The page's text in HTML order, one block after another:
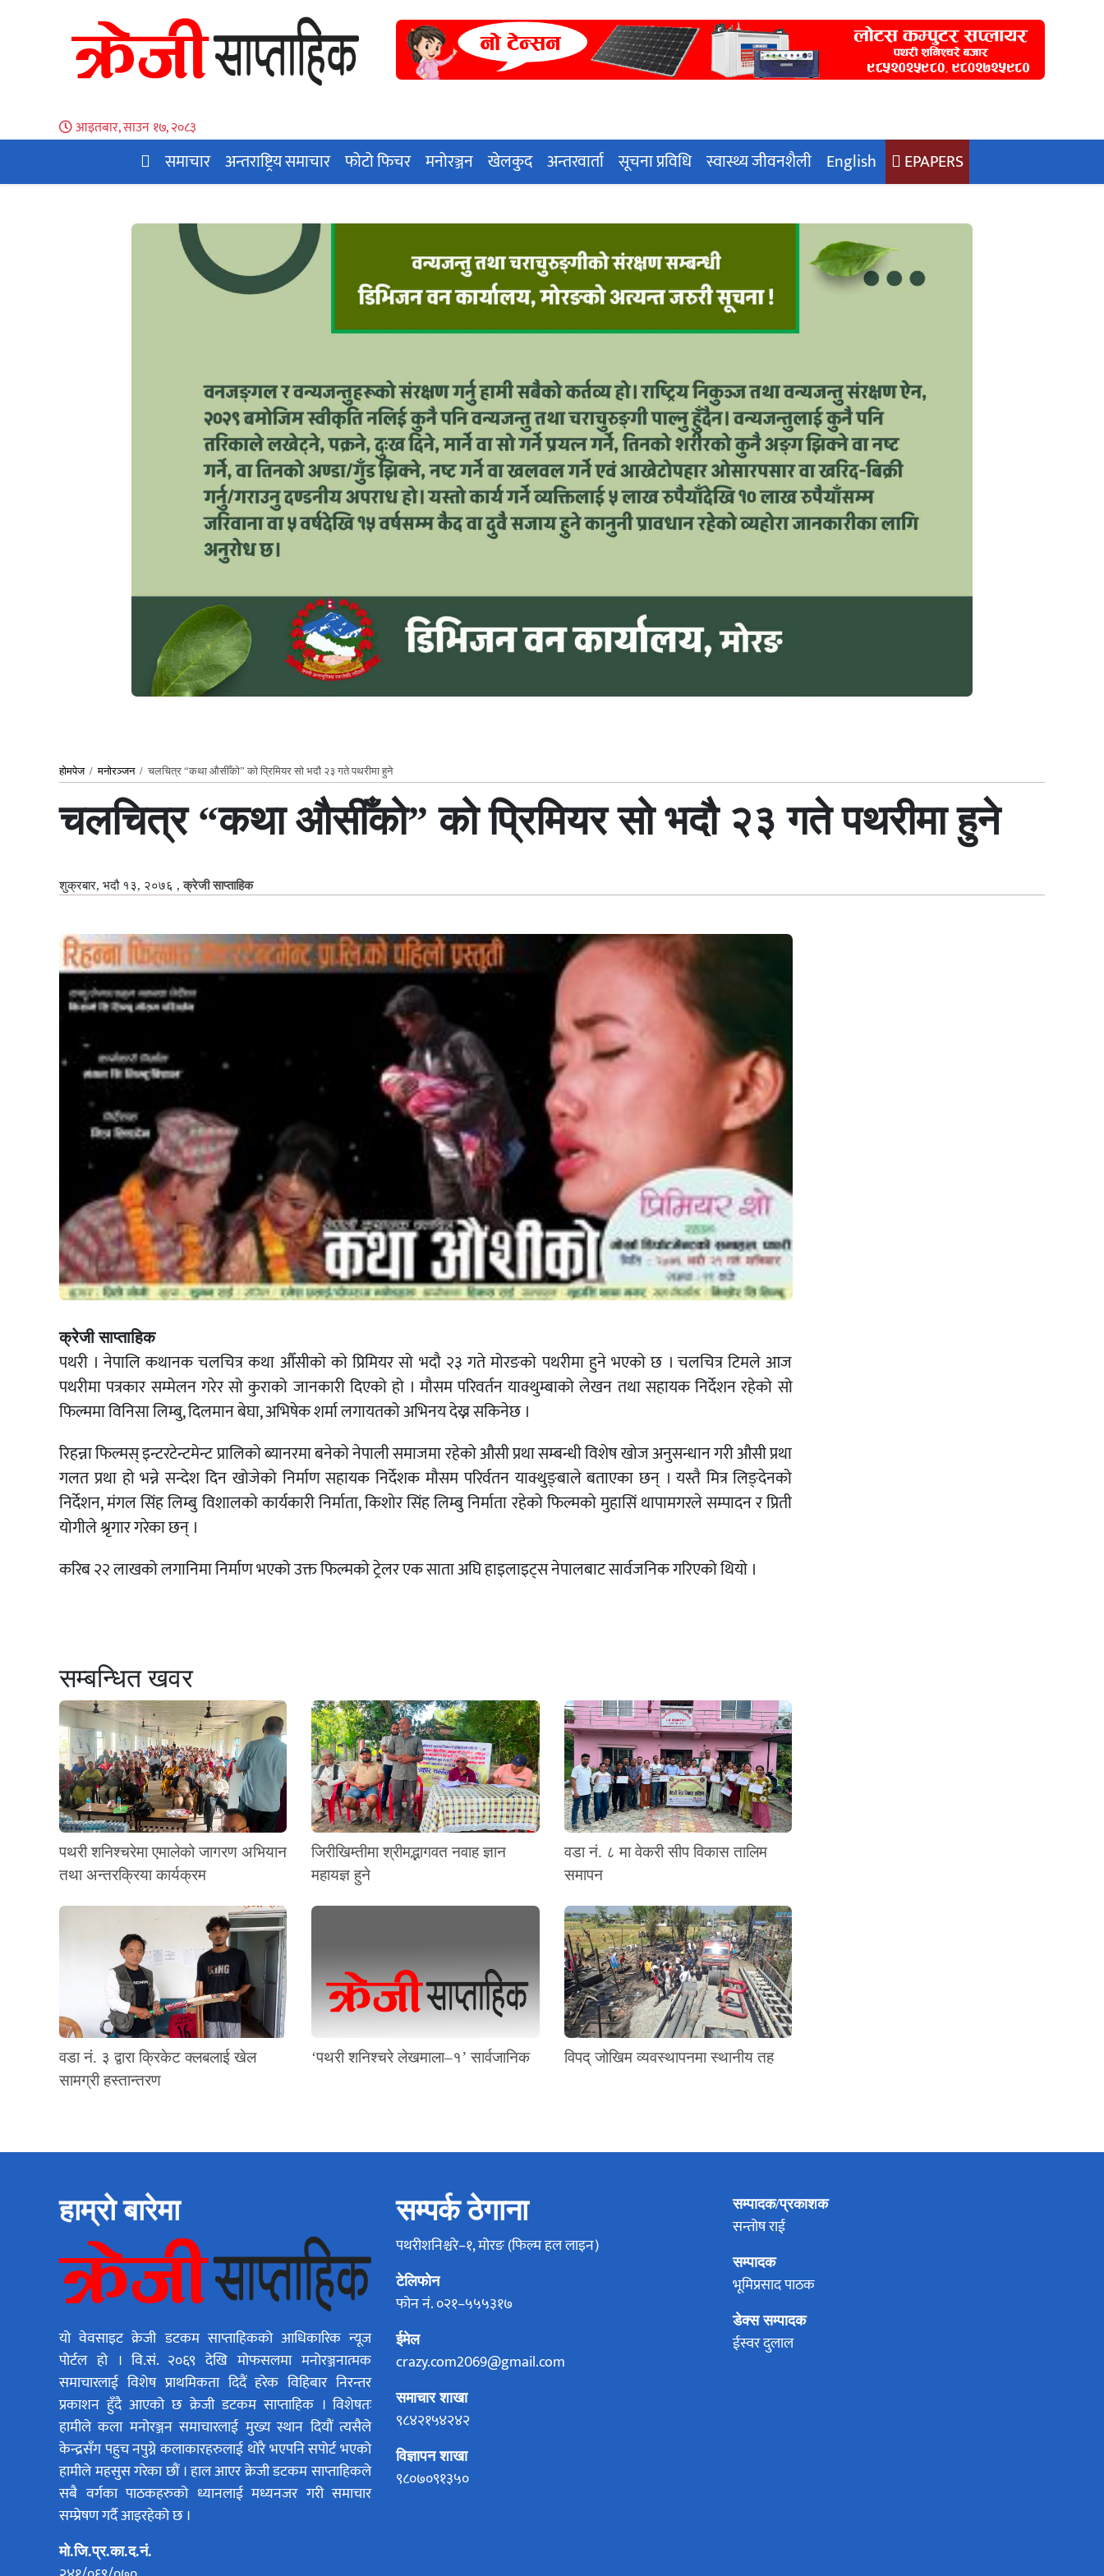
आइतबार, साउन १७, २०८३
समाचार अन्तराष्ट्रिय समाचार फोटो फिचर मनोरञ्जन खेलकुद अन्तरवार्ता सूचना प्रविधि स्वास्थ्य जीवनशैली English EPAPERS
होमपेज/मनोरञ्जन/ चलचित्र “कथा औसीँको” को प्रिमियर सो भदौ २३ गते पथरीमा हुने
चलचित्र “कथा औसीँको” को प्रिमियर सो भदौ २३ गते पथरीमा हुने
शुक्रबार, भदौ १३, २०७६ ,क्रेजी साप्ताहिक
क्रेजी साप्ताहिक
पथरी । नेपालि कथानक चलचित्र कथा औँसीको को प्रिमियर सो भदौ २३ गते मोरङको पथरीमा हुने भएको छ । चलचित्र टिमले आज
पथरीमा पत्रकार सम्मेलन गरेर सो कुराको जानकारी दिएको हो । मौसम परिवर्तन याक्थुम्बाको लेखन तथा सहायक निर्देशन रहेको सो
फिल्ममा विनिसा लिम्बु, दिलमान बेघा, अभिषेक शर्मा लगायतको अभिनय देख्न सकिनेछ ।
रिहन्ना फिल्मस् इन्टरटेन्टमेन्ट प्रालिको ब्यानरमा बनेको नेपाली समाजमा रहेको औसी प्रथा सम्बन्धी विशेष खोज अनुसन्धान गरी औसी प्रथा
गलत प्रथा हो भन्ने सन्देश दिन खोजेको निर्माण सहायक निर्देशक मौसम परिर्वतन याक्थुङ्बाले बताएका छन् । यस्तै मित्र लिङ्देनको
निर्देशन, मंगल सिंह लिम्बु विशालको कार्यकारी निर्माता, किशोर सिंह लिम्बु निर्माता रहेको फिल्मको मुहासिं थापामगरले सम्पादन र प्रिती
योगीले श्रृगार गरेका छन् ।
करिब २२ लाखको लगानिमा निर्माण भएको उक्त फिल्मको ट्रेलर एक साता अघि हाइलाइट्स नेपालबाट सार्वजनिक गरिएको थियो ।
सम्बन्धित खवर
पथरी शनिश्चरेमा एमालेको जागरण अभियान
तथा अन्तरक्रिया कार्यक्रम
जिरीखिम्तीमा श्रीमद्भागवत नवाह ज्ञान
महायज्ञ हुने
वडा नं. ८ मा वेकरी सीप विकास तालिम
समापन
वडा नं. ३ द्वारा क्रिकेट क्लबलाई खेल
सामग्री हस्तान्तरण
‘पथरी शनिश्चरे लेखमाला–१’ सार्वजानिक विपद् जोखिम व्यवस्थापनमा स्थानीय तह
हाम्रो बारेमा
यो वेवसाइट क्रेजी डटकम साप्ताहिकको आधिकारिक न्यूज
पोर्टल हो । वि.सं. २०६९ देखि मोफसलमा मनोरञ्जनात्मक
समाचारलाई विशेष प्राथमिकता दिदैं हरेक विहिबार निरन्तर
प्रकाशन हुँदै आएको छ क्रेजी डटकम साप्ताहिक । विशेषतः
हामीले कला मनोरञ्जन समाचारलाई मुख्य स्थान दियौं त्यसैले
केन्द्रसँग पहुच नपुग्ने कलाकारहरुलाई थोरै भएपनि सपोर्ट भएको
हामीले महसुस गरेका छौं । हाल आएर क्रेजी डटकम साप्ताहिकले
सबै वर्गका पाठकहरुको ध्यानलाई मध्यनजर गरी समाचार
सम्प्रेषण गर्दै आइरहेको छ ।
मो.जि.प्र.का.द.नं.
सम्पर्क ठेगाना
पथरीशनिश्चरे–१, मोरङ (फिल्म हल लाइन)
टेलिफोन
फोन नं. ०२१–५५५३१७
ईमेल
crazy.com2069@gmail.com
समाचार शाखा
९८४२१५४२४२
विज्ञापन शाखा
९८०७०९१३५०
सम्पादक/प्रकाशक
सन्तोष राई
सम्पादक
भूमिप्रसाद पाठक
डेक्स सम्पादक
ईस्वर दुलाल